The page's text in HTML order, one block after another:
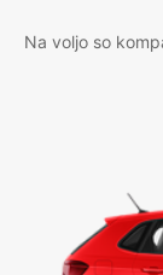
Na voljo so